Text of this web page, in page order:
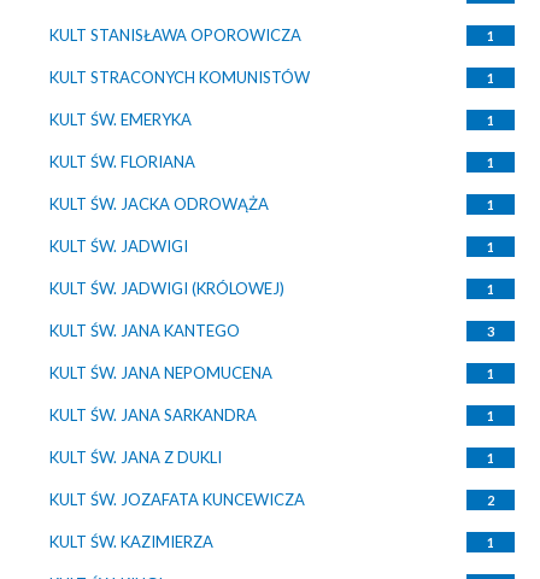
KULT STANISŁAWA OPOROWICZA 1
KULT STRACONYCH KOMUNISTÓW 1
KULT ŚW. EMERYKA 1
KULT ŚW. FLORIANA 1
KULT ŚW. JACKA ODROWĄŻA 1
KULT ŚW. JADWIGI 1
KULT ŚW. JADWIGI (KRÓLOWEJ) 1
KULT ŚW. JANA KANTEGO 3
KULT ŚW. JANA NEPOMUCENA 1
KULT ŚW. JANA SARKANDRA 1
KULT ŚW. JANA Z DUKLI 1
KULT ŚW. JOZAFATA KUNCEWICZA 2
KULT ŚW. KAZIMIERZA 1